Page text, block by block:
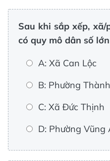
Sau khi sắp xếp,
có quy mô dân số
A: Xã Can Lộc
B: Phường
C: Xã Đức Thịnh
D: Phường Vũng